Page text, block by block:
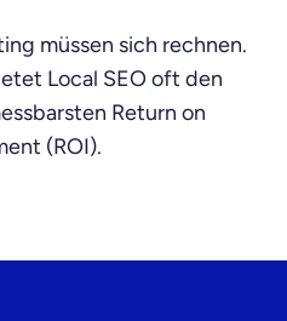
müssen sich rechnen.
Local SEO oft den
Return on
(ROI).